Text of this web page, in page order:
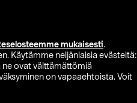
mukaisesti.
Käytämme neljänlaisia evästeitä:
ne ovat välttämättömiä
on vapaaehtoista. Voit